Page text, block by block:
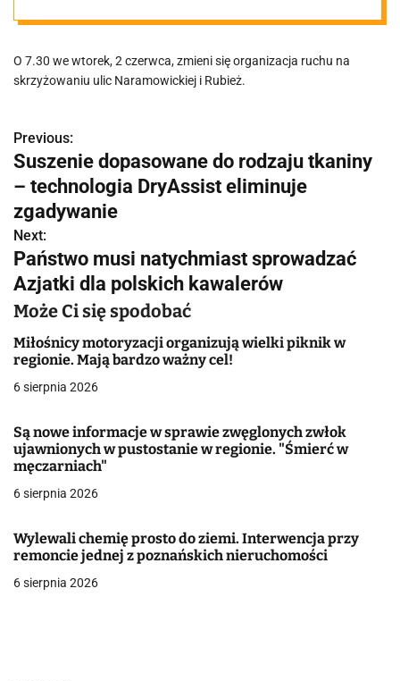
odcinek ulicy
O 7.30 we wtorek, 2 czerwca, zmieni się organizacja ruchu na
skrzyżowaniu ulic Naramowickiej i Rubież.
N
w
i
g
a
c
j
w
p
s
u
Previous:
Suszenie dopasowane do rodzaju tkaniny
– technologia DryAssist eliminuje
zgadywanie
Next:
Państwo musi natychmiast sprowadzać
Azjatki dla polskich kawalerów
Może Ci się spodobać
Miłośnicy motoryzacji organizują wielki piknik w
regionie. Mają bardzo ważny cel!
6 sierpnia 2026
Są nowe informacje w sprawie zwęglonych zwłok
ujawnionych w pustostanie w regionie. "Śmierć w
męczarniach"
6 sierpnia 2026
Wylewali chemię prosto do ziemi. Interwencja przy
remoncie jednej z poznańskich nieruchomości
6 sierpnia 2026